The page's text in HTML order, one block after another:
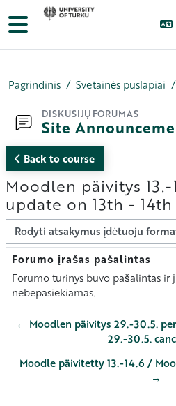
Pereiti į pagrindinį turinį
Šoninis skydelis
Pagrindinis Svetainės puslapiai
DISKUSIJŲ FORUMAS
Site
Back to course
Moodlen päivitys
update on 13th - 14th
Rodymo režimas
Forumo įrašas pašalintas
Atsakymų skaičius: 0
Forumo turinys buvo pašalintas ir
nebepasiekiamas.
← Moodlen päivitys 29.-30.5.
29.-30.5.
Moodle päivitetty 13.-14.6 /
→